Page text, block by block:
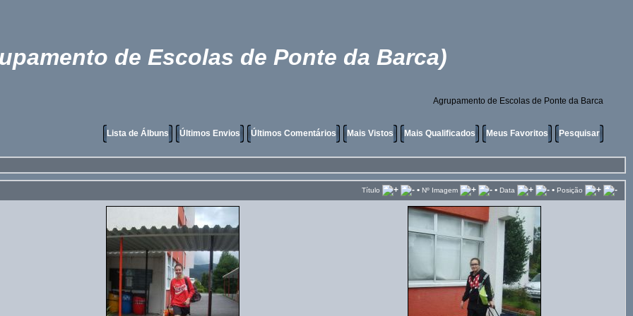
de Escolas de Ponte da Barca)
Agrupamento de Escolas de Ponte da Barca
Lista de Álbuns Últimos Envios Últimos Comentários Mais Vistos Mais Qualificados Meus Favoritos Pesquisar
Título • Nº Imagem • Data • Posição